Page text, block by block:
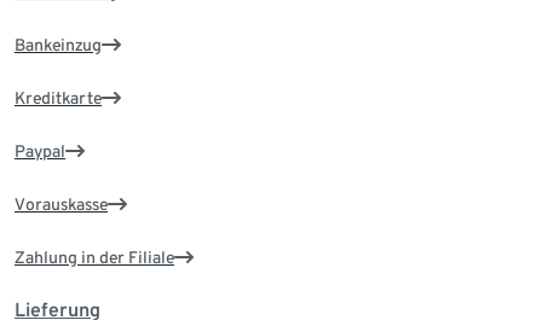
Bankeinzug
Kreditkarte
Paypal
Vorauskasse
Zahlung in der Filiale
Lieferung